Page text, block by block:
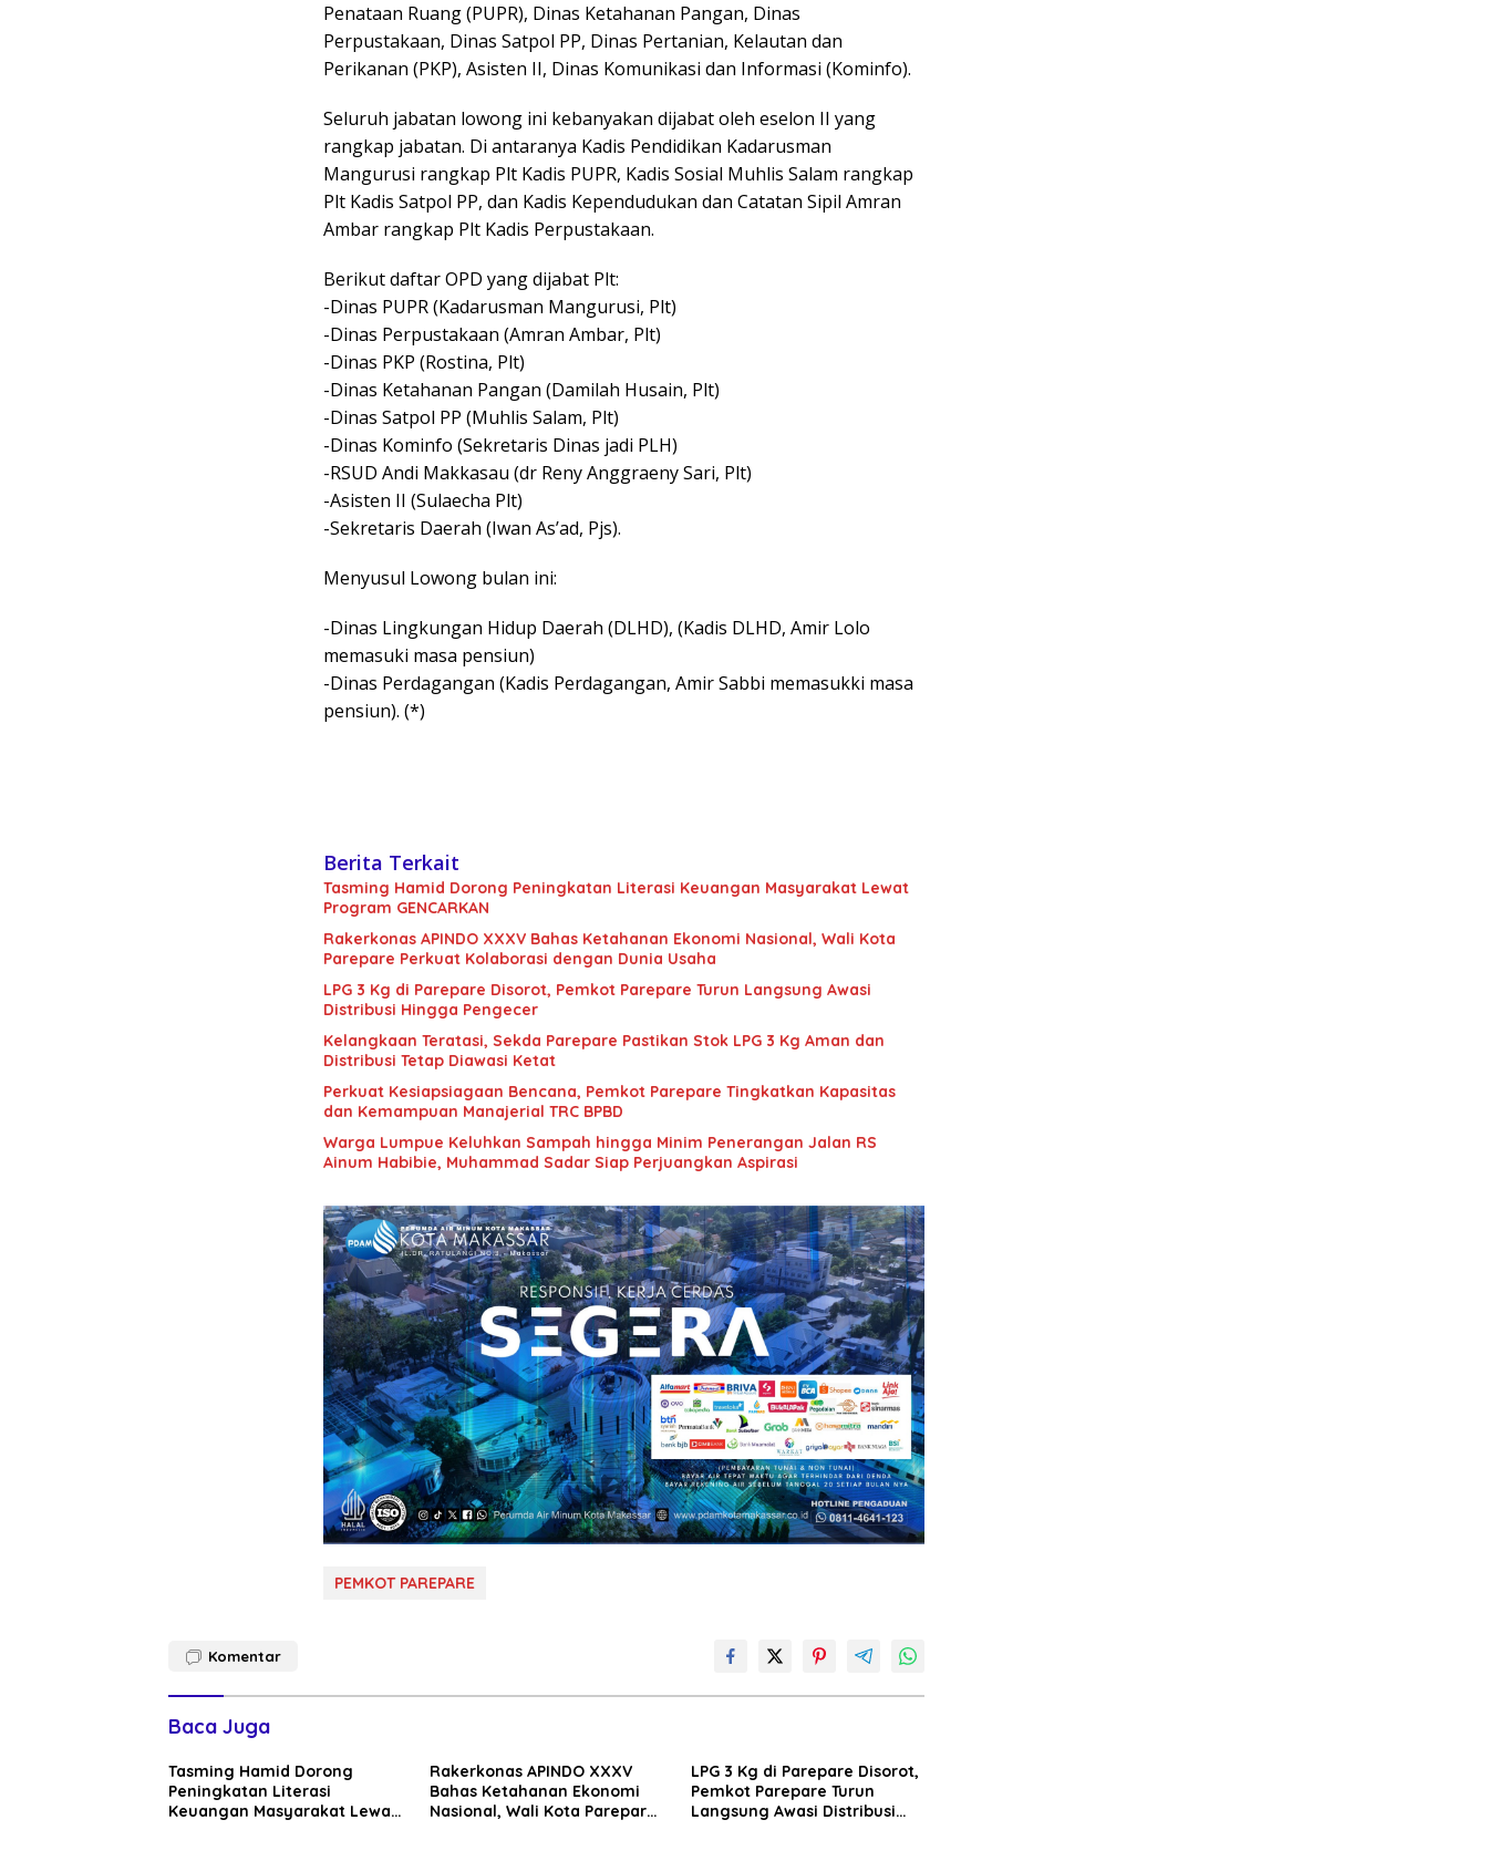
Penataan Ruang (PUPR), Dinas Ketahanan Pangan, Dinas
Perpustakaan, Dinas Satpol PP, Dinas Pertanian, Kelautan dan
Perikanan (PKP), Asisten II, Dinas Komunikasi dan Informasi (Kominfo).
Seluruh jabatan lowong ini kebanyakan dijabat oleh eselon II yang
rangkap jabatan. Di antaranya Kadis Pendidikan Kadarusman
Mangurusi rangkap Plt Kadis PUPR, Kadis Sosial Muhlis Salam rangkap
Plt Kadis Satpol PP, dan Kadis Kependudukan dan Catatan Sipil Amran
Ambar rangkap Plt Kadis Perpustakaan.
Berikut daftar OPD yang dijabat Plt:
-Dinas PUPR (Kadarusman Mangurusi, Plt)
-Dinas Perpustakaan (Amran Ambar, Plt)
-Dinas PKP (Rostina, Plt)
-Dinas Ketahanan Pangan (Damilah Husain, Plt)
-Dinas Satpol PP (Muhlis Salam, Plt)
-Dinas Kominfo (Sekretaris Dinas jadi PLH)
-RSUD Andi Makkasau (dr Reny Anggraeny Sari, Plt)
-Asisten II (Sulaecha Plt)
-Sekretaris Daerah (Iwan As’ad, Pjs).
Menyusul Lowong bulan ini:
-Dinas Lingkungan Hidup Daerah (DLHD), (Kadis DLHD, Amir Lolo
memasuki masa pensiun)
-Dinas Perdagangan (Kadis Perdagangan, Amir Sabbi memasukki masa
pensiun). (*)
Berita Terkait
Tasming Hamid Dorong Peningkatan Literasi Keuangan Masyarakat Lewat
Program GENCARKAN
Rakerkonas APINDO XXXV Bahas Ketahanan Ekonomi Nasional, Wali Kota
Parepare Perkuat Kolaborasi dengan Dunia Usaha
LPG 3 Kg di Parepare Disorot, Pemkot Parepare Turun Langsung Awasi
Distribusi Hingga Pengecer
Kelangkaan Teratasi, Sekda Parepare Pastikan Stok LPG 3 Kg Aman dan
Distribusi Tetap Diawasi Ketat
Perkuat Kesiapsiagaan Bencana, Pemkot Parepare Tingkatkan Kapasitas
dan Kemampuan Manajerial TRC BPBD
Warga Lumpue Keluhkan Sampah hingga Minim Penerangan Jalan RS
Ainum Habibie, Muhammad Sadar Siap Perjuangkan Aspirasi
PEMKOT PAREPARE
Komentar
Baca Juga
Tasming Hamid Dorong
Peningkatan Literasi
Keuangan Masyarakat Lewat
Rakerkonas APINDO XXXV
Bahas Ketahanan Ekonomi
Nasional, Wali Kota Parepare
LPG 3 Kg di Parepare Disorot,
Pemkot Parepare Turun
Langsung Awasi Distribusi